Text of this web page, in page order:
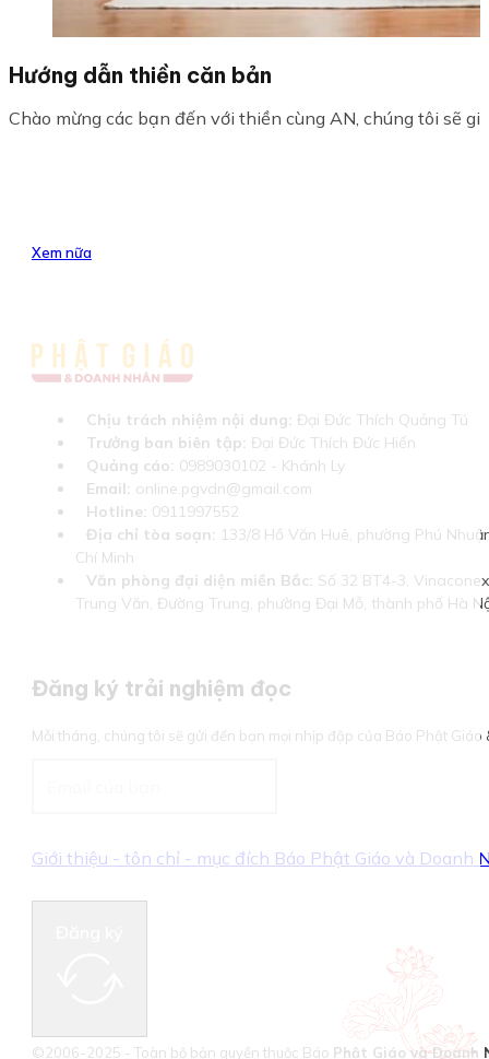
Hướng dẫn thiền căn bản
Chào mừng các bạn đến với thiền cùng AN, chúng tôi sẽ
Xem nữa
Chịu trách nhiệm nội dung: Đại Đức Thích Quảng Tú
Trưởng ban biên tập: Đại Đức Thích Đức Hiển
Quảng cáo: 0989030102 - Khánh Ly
Email: online.pgvdn@gmail.com
Hotline: 0911997552
Địa chỉ tòa soạn: 133/8 Hồ Văn Huê, phường Phú
Chí Minh
Văn phòng đại diện miền Bắc: Số 32 BT4-3,
Trung Văn, Đường Trung, phường Đại Mỗ, thành phố Hà
Đăng ký trải nghiệm đọc
Mỗi tháng, chúng tôi sẽ gửi đến bạn mọi nhịp đập của Báo Phật Giáo
Giới thiệu - tôn chỉ - mục đích Báo Phật Giáo và Doanh
©2006-2025 - Toàn bộ bản quyền thuộc Báo Phật Giáo và Doanh